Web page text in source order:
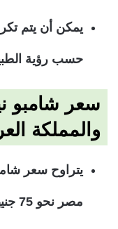
يمكن أن يتم
حسب رؤية
سعر شامبو
والمملكة
مصر نحو 75 جنيها مصري للعبوة 50 ملم